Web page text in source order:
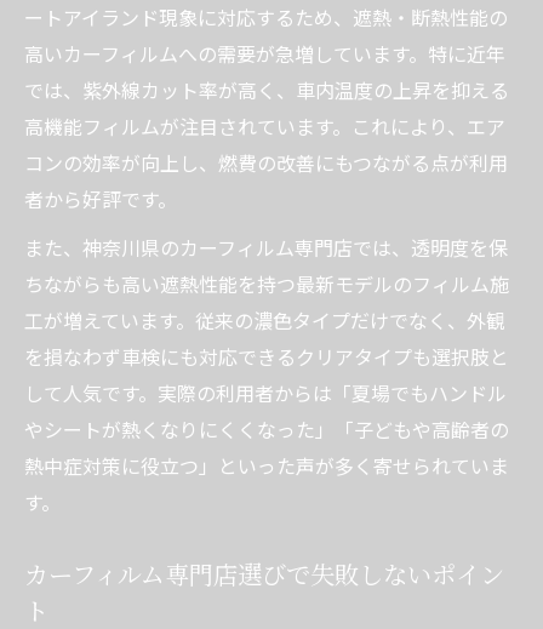
ートアイランド現象に対応するため、遮熱・断熱性能の
高いカーフィルムへの需要が急増しています。特に近年
では、紫外線カット率が高く、車内温度の上昇を抑える
高機能フィルムが注目されています。これにより、エア
コンの効率が向上し、燃費の改善にもつながる点が利用
者から好評です。
また、神奈川県のカーフィルム専門店では、透明度を保
ちながらも高い遮熱性能を持つ最新モデルのフィルム施
工が増えています。従来の濃色タイプだけでなく、外観
を損なわず車検にも対応できるクリアタイプも選択肢と
して人気です。実際の利用者からは「夏場でもハンドル
やシートが熱くなりにくくなった」「子どもや高齢者の
熱中症対策に役立つ」といった声が多く寄せられていま
す。
カーフィルム専門店選びで失敗しないポイン
ト